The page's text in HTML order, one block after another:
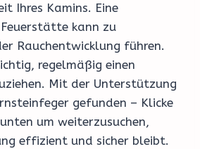
Ihres Kamins. Eine
kann zu
Rauchentwicklung führen.
regelmäßig einen
Mit der Unterstützung
gefunden – Klicke
um weiterzusuchen,
effizient und sicher bleibt.